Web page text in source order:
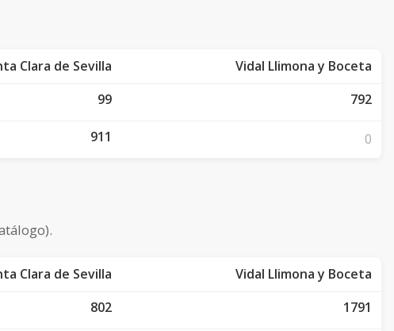
Clara de Sevilla Vidal Llimona y Boceta
99 792
911 0
Clara de Sevilla Vidal Llimona y Boceta
802 1791